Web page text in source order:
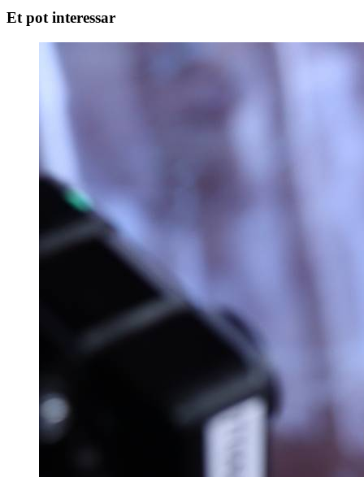
Et pot interessar